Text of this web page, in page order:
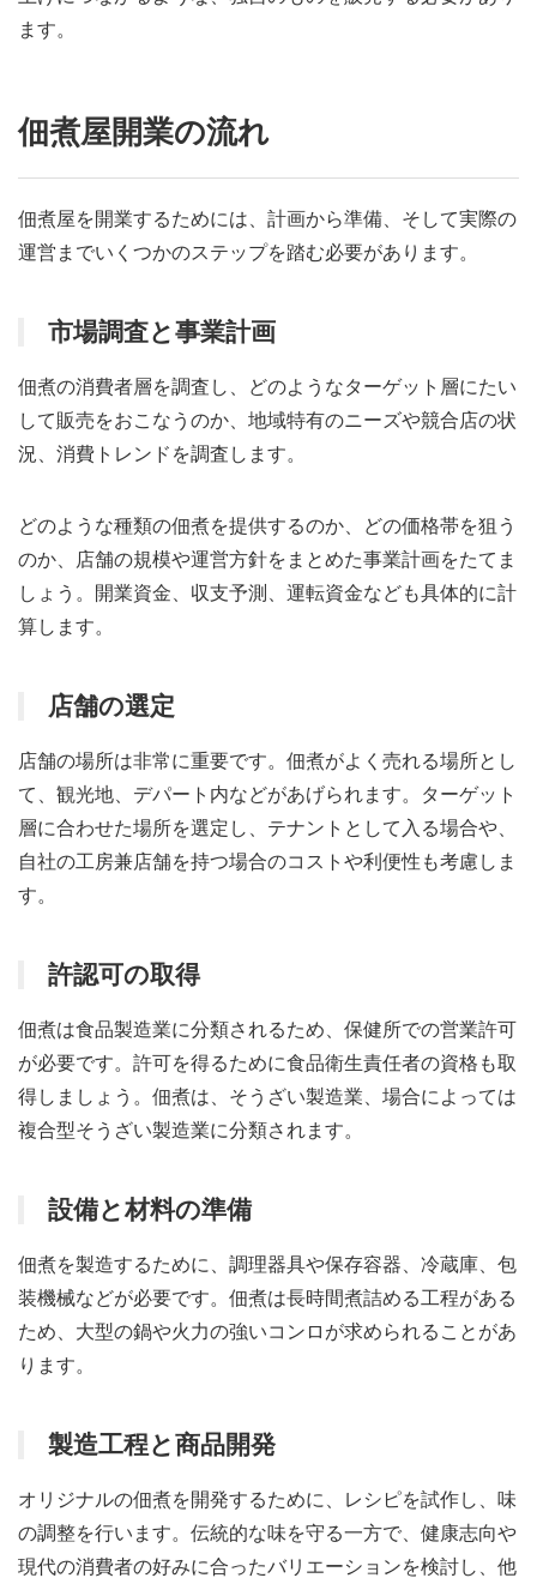
ます。
佃煮屋開業の流れ
佃煮屋を開業するためには、計画から準備、そして実際の
運営までいくつかのステップを踏む必要があります。
市場調査と事業計画
佃煮の消費者層を調査し、どのようなターゲット層にたい
して販売をおこなうのか、地域特有のニーズや競合店の状
況、消費トレンドを調査します。
どのような種類の佃煮を提供するのか、どの価格帯を狙う
のか、店舗の規模や運営方針をまとめた事業計画をたてま
しょう。開業資金、収支予測、運転資金なども具体的に計
算します。
店舗の選定
店舗の場所は非常に重要です。佃煮がよく売れる場所とし
て、観光地、デパート内などがあげられます。ターゲット
層に合わせた場所を選定し、テナントとして入る場合や、
自社の工房兼店舗を持つ場合のコストや利便性も考慮しま
す。
許認可の取得
佃煮は食品製造業に分類されるため、保健所での営業許可
が必要です。許可を得るために食品衛生責任者の資格も取
得しましょう。佃煮は、そうざい製造業、場合によっては
複合型そうざい製造業に分類されます。
設備と材料の準備
佃煮を製造するために、調理器具や保存容器、冷蔵庫、包
装機械などが必要です。佃煮は長時間煮詰める工程がある
ため、大型の鍋や火力の強いコンロが求められることがあ
ります。
製造工程と商品開発
オリジナルの佃煮を開発するために、レシピを試作し、味
の調整を行います。伝統的な味を守る一方で、健康志向や
現代の消費者の好みに合ったバリエーションを検討し、他